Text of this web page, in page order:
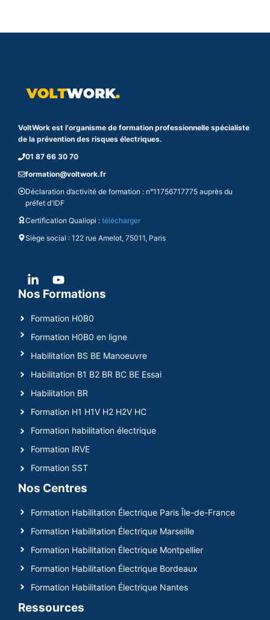
VoltWork est l'organisme de formation professionnelle spécialiste
de la prévention des risques électriques.
01 87 66 30 70
formation@voltwork.fr
Déclaration d’activité de formation : n°11756717775 auprès du
préfet d'IDF
Certification Qualiopi : télécharger
Siège social : 122 rue Amelot, 75011, Paris
Nos Formations
Formation H0B0
Formation H0B0 en ligne
Habilitation BS BE Manoeuvre
Habilitation B1 B2 BR BC BE Essai
Habilitation BR
Formation H1 H1V H2 H2V HC
Formation habilitation électrique
Formation IRVE
Formation SST
Nos Centres
Formation Habilitation Électrique Paris Île-de-France
Formation Habilitation Électrique Marseille
Formation Habilitation Électrique Montpellier
Formation Habilitation Électrique Bordeaux
Formation Habilitation Électrique Nantes
Ressources